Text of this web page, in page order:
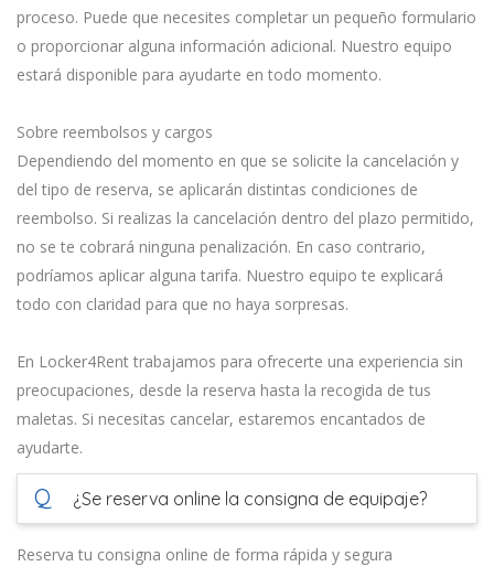
proceso. Puede que necesites completar un pequeño formulario
o proporcionar alguna información adicional. Nuestro equipo
estará disponible para ayudarte en todo momento.
Sobre reembolsos y cargos
Dependiendo del momento en que se solicite la cancelación y
del tipo de reserva, se aplicarán distintas condiciones de
reembolso. Si realizas la cancelación dentro del plazo permitido,
no se te cobrará ninguna penalización. En caso contrario,
podríamos aplicar alguna tarifa. Nuestro equipo te explicará
todo con claridad para que no haya sorpresas.
En Locker4Rent trabajamos para ofrecerte una experiencia sin
preocupaciones, desde la reserva hasta la recogida de tus
maletas. Si necesitas cancelar, estaremos encantados de
ayudarte.
Q ¿Se reserva online la consigna de equipaje?
Reserva tu consigna online de forma rápida y segura